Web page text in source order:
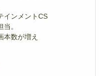
インメントCS
。
本数が増え